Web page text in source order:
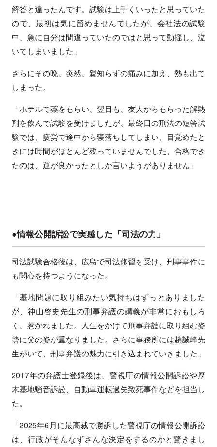
解答と違ったんです。試験は上手くいったと思っていた
ので、最初は気に留めませんでしたが、会社法の試験
中、急に自分は間違っていたのではと思って動揺し、泣
いてしまいました」
さらにその晩、突然、親知らずの痛みに加え、熱も出て
しまった。
「ホテルで薬をもらい、翌日も、友人からもらった解熱
剤を飲んで試験を受けましたが、最終日の刑法の短答試
験では、疲労で途中から寝落ちしてしまい、目覚めたと
きには時間がほとんど残っていませんでした。合格でき
たのは、運が良かったとしか言いようがありません」
●情報公開訴訟で実感した「司法の力」
司法試験合格後は、広島で司法修習を受け、刑事事件に
も関心を持つようになった。
「基地問題に取り組みたい気持ちはずっとありました
が、神山啓史先生の刑事弁護の講義が非常におもしろ
く、惹かれました。人生をかけて刑事弁護に取り組む姿
勢に父の姿が重なりました。さらに事務所には趙誠峰先
生がいて、刑事弁護の魅力に引き込まれていきました」
2017年の弁護士登録後は、警視庁の情報公開訴訟や厚
木基地騒音訴訟、自動車運転過失致死事件などを担当し
た。
「2025年6月に最高裁で勝訴した警視庁の情報公開訴訟
は、行政がそんなずさんな決定をするのかと驚きまし